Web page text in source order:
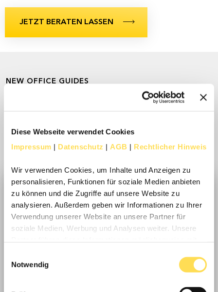
Diese Webseite verwendet Cookies
Impressum | Datenschutz | AGB | Rechtlicher Hinweis
Wir verwenden Cookies, um Inhalte und Anzeigen zu
personalisieren, Funktionen für soziale Medien anbieten
zu können und die Zugriffe auf unsere Website zu
analysieren. Außerdem geben wir Informationen zu Ihrer
Verwendung unserer Website an unsere Partner für
soziale Medien, Werbung und Analysen weiter. Unsere
haben oder die sie im Rahmen Ihrer Nutzung der Dienste
Notwendig
JETZT BERATEN LASSEN
NEW OFFICE GUIDES
Unsere E-Books zum kostenfreien Download
beantworten Ihre Fragen
kompakt, klar und praxisnah